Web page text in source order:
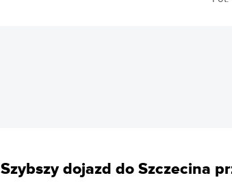
Szybszy dojazd do Szczecina